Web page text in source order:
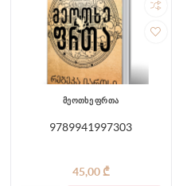
მეოთხე ფრთა
9789941997303
45,00 ₾